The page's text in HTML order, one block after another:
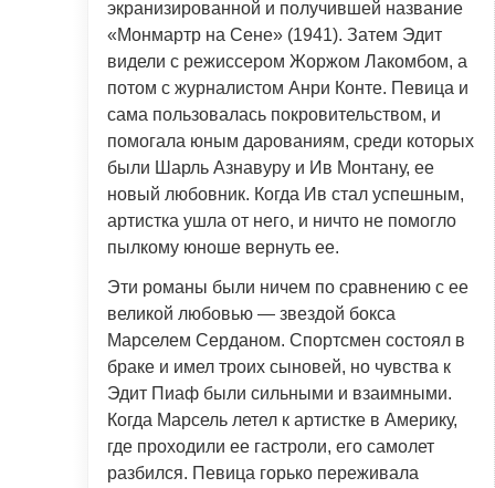
экранизированной и получившей название
«Монмартр на Сене» (1941). Затем Эдит
видели с режиссером Жоржом Лакомбом, а
потом с журналистом Анри Конте. Певица и
сама пользовалась покровительством, и
помогала юным дарованиям, среди которых
были Шарль Азнавуру и Ив Монтану, ее
новый любовник. Когда Ив стал успешным,
артистка ушла от него, и ничто не помогло
пылкому юноше вернуть ее.
Эти романы были ничем по сравнению с ее
великой любовью — звездой бокса
Марселем Серданом. Спортсмен состоял в
браке и имел троих сыновей, но чувства к
Эдит Пиаф были сильными и взаимными.
Когда Марсель летел к артистке в Америку,
где проходили ее гастроли, его самолет
разбился. Певица горько переживала